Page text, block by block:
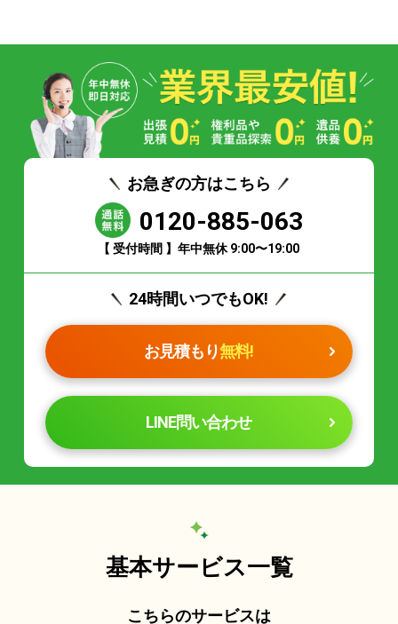
お急ぎの方はこちら
0120-885-063
【 受付時間 】年中無休 9:00〜19:00
24時間いつでもOK!
お見積もり無料!
LINE問い合わせ
基本サービス一覧
こちらのサービスは